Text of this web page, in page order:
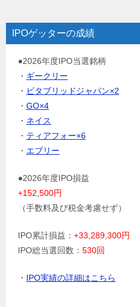
IPOゲッターの成績
●2026年度IPO当選銘柄
・ ギークリー
・ ビタブリッドジャパン×2
・ GO×4
・ ネイス
・ ティアフォー×6
・ エブリー
●2026年度IPO損益
+152,500円
（手数料及び税金考慮せず）
IPO累計損益： +33,289,300円
IPO総当選回数： 530回
・ IPO実績の詳細はこちら